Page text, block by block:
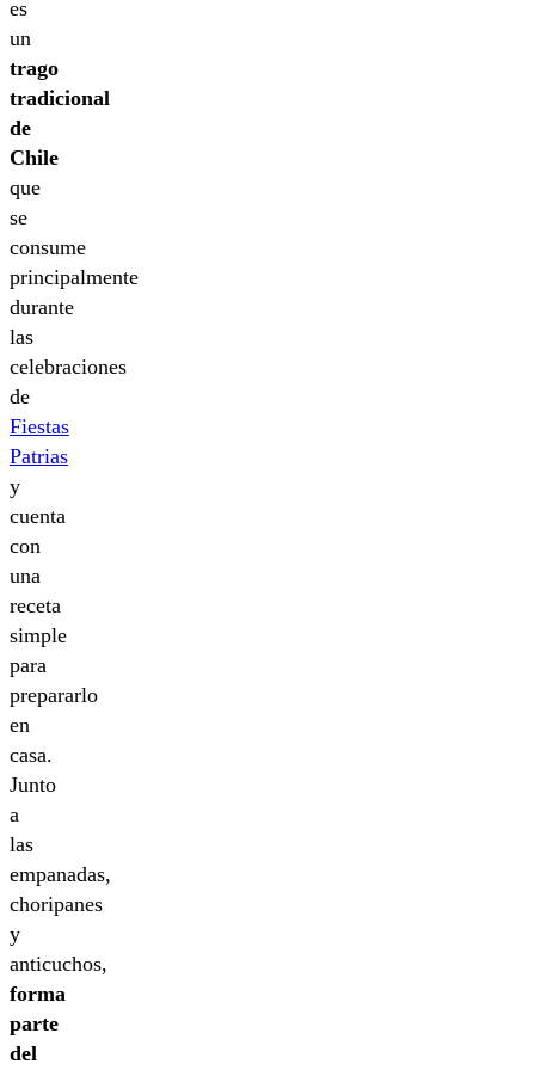
es
un
trago
tradicional
de
Chile
que
se
consume
principalmente
durante
las
celebraciones
de
Fiestas
Patrias
y
cuenta
con
una
receta
simple
para
prepararlo
en
casa.
Junto
a
las
empanadas,
choripanes
y
anticuchos,
forma
parte
del